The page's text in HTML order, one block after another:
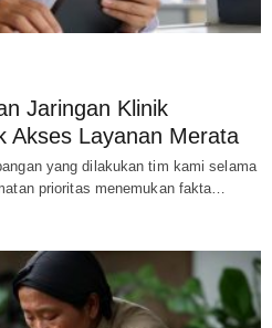
Jaringan Klinik
Akses Layanan Merata
yang dilakukan tim kami selama
prioritas menemukan fakta…